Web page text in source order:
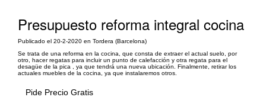
Presupuesto reforma integral cocina
Publicado el 20-2-2020 en Tordera (Barcelona)
Se trata de una reforma en la cocina, que consta de extraer el actual suelo, por
otro, hacer regatas para incluir un punto de calefacción y otra regata para el
desagüe de la pica , ya que tendrá una nueva ubicación. Finalmente, retirar los
actuales muebles de la cocina, ya que instalaremos otros.
Pide Precio Gratis